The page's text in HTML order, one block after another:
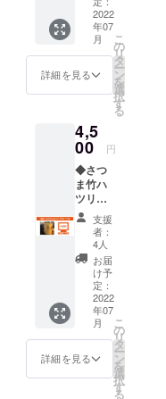
3000本のワ
インを出
す！
2013.11
ト業態も兼
ね備えた手
作りピッ
ツァ＆ロ
ティサリー
チキン 【 伊
酒屋 ガブリ
ピゼッタ 】
アーケード
ン。
しょう
に含ま
れる辛
味成分
は、食
物の殺
て冷え
性を改
善する
ほか、
胃液の
分泌を
増加さ
せて食
欲を増
進さ
せ、か
らだの
免疫力
を高め
る働き
ます。
うど
ニック
ネーム
可）。
・掲載
可能な
ネー
ム）を
10文字
以内で
備考欄
へご記
入くだ
さい。
・掲載
不要の
方は備
考欄へ
【不
要】と
ご記入
くださ
い。 ・
も活か
した
コップ
は、表
面の皮
を削る
ハツリ
なだら
かな凹
凸を作
り持ち
やすい
です。
また、
竹の性
質から
氷を入
れた冷
たい飲
み物は
結露し
にく
く、温
かいも
2022
年07
月
詳細を見る
こ
の
リ
タ
ー
ン
を
選
択
す
る
4,5
00 円
◆さつ
ま竹ハ
ツリ
カップ
（絵ロ
ゴver）
竹の形
状を最
も活か
した
コップ
は、表
面の皮
を削る
ハツリ
加工で
支援
者：
4人
お届
け予
定：
2022
年07
月
詳細を見る
こ
の
リ
タ
ー
ン
を
選
択
す
る